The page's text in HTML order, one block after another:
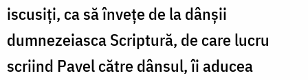
iscusiți, ca să învețe de la dânșii
dumnezeiasca Scriptură, de care lucru
scriind Pavel către dânsul, îi aducea